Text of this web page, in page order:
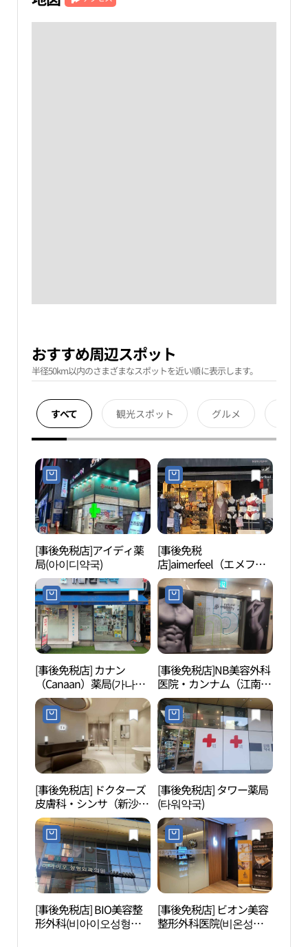
おすすめ周辺スポット
半径50km以内のさまざまなスポットを近い順に表示します。
すべて 観光スポット グルメ
[事後免税店]アイディ薬
局(아이디약국)
[事後免税
店]aimerfeel（エメフィ
ール）・カンナム（江
南）カロス店(에메필 강
남가로수점)
[事後免税店] カナン
（Canaan）薬局(가나안
약국)
[事後免税店]NB美容外科
医院・カンナム（江南）
(엔비성형외과의원 강남)
[事後免税店] ドクターズ
皮膚科・シンサ（新沙）
店(닥터스피부과의원 신
사)
[事後免税店] タワー薬局
(타워약국)
[事後免税店] BIO美容整
形外科(비아이오성형외
[事後免税店] ビオン美容
整形外科医院(비온성형